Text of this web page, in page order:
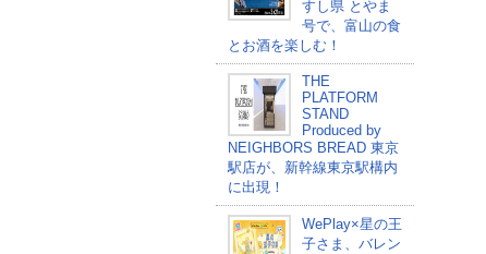
すし県 とやま
号で、富山の食
とお酒を楽しむ！
THE
PLATFORM
STAND
Produced by
NEIGHBORS BREAD 東京
駅店が、新幹線東京駅構内
に出現！
WePlay×星の王
子さま、バレン